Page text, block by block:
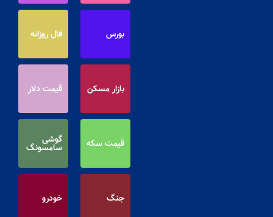
بورس فال روزانه
بازار مسکن قیمت دلار
قیمت سکه گوشی
سامسونگ
جنگ خودرو